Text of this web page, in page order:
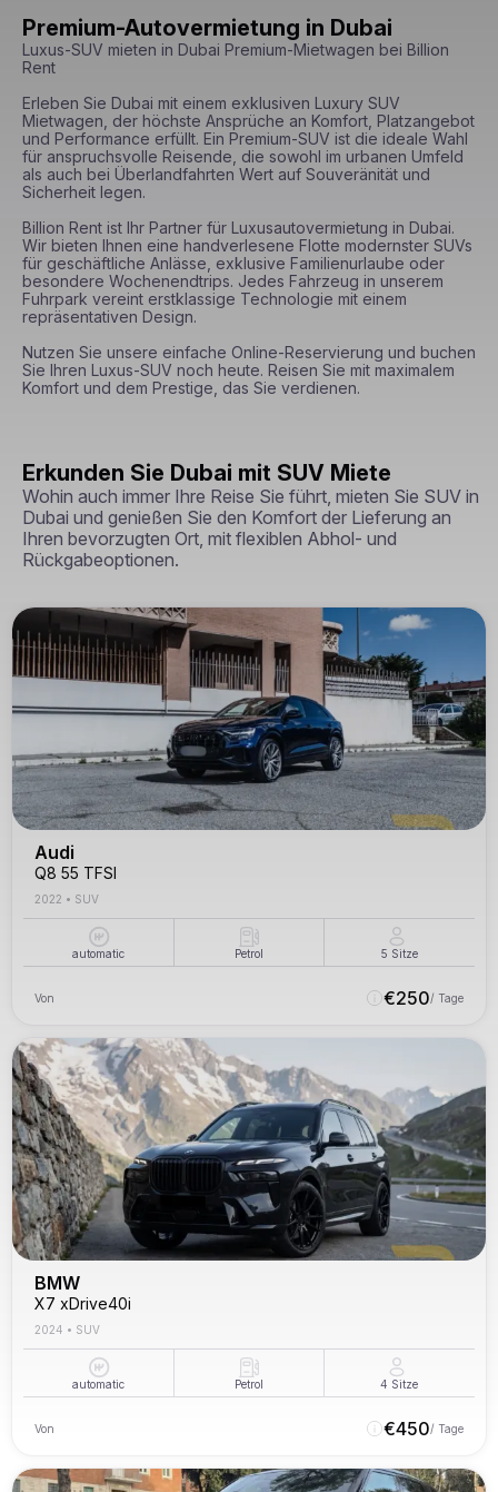
Premium-Autovermietung in Dubai
Luxus-SUV mieten in Dubai Premium-Mietwagen bei Billion
Rent
Erleben Sie Dubai mit einem exklusiven Luxury SUV
Mietwagen, der höchste Ansprüche an Komfort, Platzangebot
und Performance erfüllt. Ein Premium-SUV ist die ideale Wahl
für anspruchsvolle Reisende, die sowohl im urbanen Umfeld
als auch bei Überlandfahrten Wert auf Souveränität und
Sicherheit legen.
Billion Rent ist Ihr Partner für Luxusautovermietung in Dubai.
Wir bieten Ihnen eine handverlesene Flotte modernster SUVs
für geschäftliche Anlässe, exklusive Familienurlaube oder
besondere Wochenendtrips. Jedes Fahrzeug in unserem
Fuhrpark vereint erstklassige Technologie mit einem
repräsentativen Design.
Nutzen Sie unsere einfache Online-Reservierung und buchen
Sie Ihren Luxus-SUV noch heute. Reisen Sie mit maximalem
Komfort und dem Prestige, das Sie verdienen.
Erkunden Sie Dubai mit SUV Miete
Wohin auch immer Ihre Reise Sie führt, mieten Sie SUV in
Dubai und genießen Sie den Komfort der Lieferung an
Ihren bevorzugten Ort, mit flexiblen Abhol- und
Rückgabeoptionen.
Audi
Q8 55 TFSI
2022 • SUV
automatic Petrol 5 Sitze
Von €250/ Tage
BMW
X7 xDrive40i
2024 • SUV
automatic Petrol 4 Sitze
Von €450/ Tage